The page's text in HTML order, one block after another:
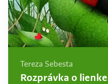
Tereza Sebesta
Rozprávka o lienke